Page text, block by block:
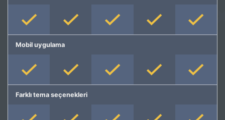
Mobil uygulama
Farklı tema seçenekleri